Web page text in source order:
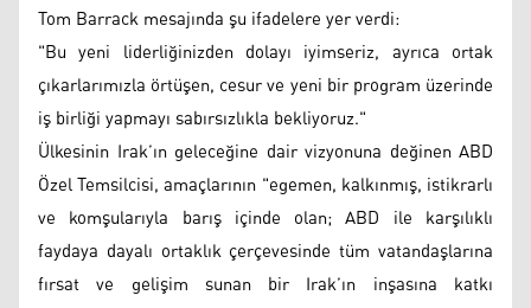
Tom Barrack mesajında şu ifadelere yer verdi:
"Bu yeni liderliğinizden dolayı iyimseriz, ayrıca ortak
çıkarlarımızla örtüşen, cesur ve yeni bir program üzerinde
iş birliği yapmayı sabırsızlıkla bekliyoruz."
Ülkesinin Irak’ın geleceğine dair vizyonuna değinen ABD
Özel Temsilcisi, amaçlarının "egemen, kalkınmış, istikrarlı
ve komşularıyla barış içinde olan; ABD ile karşılıklı
faydaya dayalı ortaklık çerçevesinde tüm vatandaşlarına
fırsat ve gelişim sunan bir Irak’ın inşasına katkı